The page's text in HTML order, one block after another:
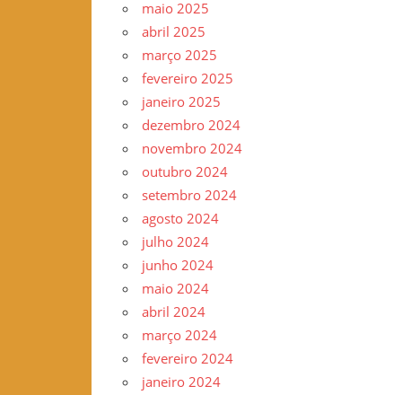
www.gilvander.org.br
www.freigilvander.blogspot.com.br
www.twitter.com/gilvanderluis
facebook:
Gilvander
Moreira
maio 2025
abril 2025
março 2025
fevereiro 2025
janeiro 2025
dezembro 2024
novembro 2024
outubro 2024
setembro 2024
agosto 2024
julho 2024
junho 2024
maio 2024
abril 2024
março 2024
fevereiro 2024
janeiro 2024